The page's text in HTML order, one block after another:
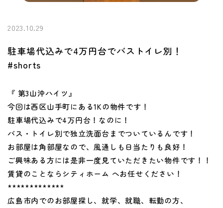
2023.10.29
駐車場代込みで4万円台でバストイレ別！
#shorts
『 第3山沖ハイツ』
今回は西区山手町にある1Kの物件です！
駐車場代込みで4万円台！なのに！
バス・トイレ別で独立洗面台までついているんです！
お部屋は角部屋なので、風通しも日当たりも良好！
ご興味ある方には是非一度見ていただきたい物件です！！
賃貸のことならシティホーム へお任せください！
*************
広島市内でのお部屋探し、就学、就職、転勤の方、